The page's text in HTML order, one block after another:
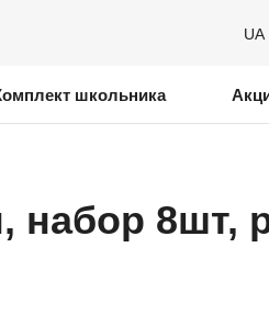
UA
школьника
8шт,